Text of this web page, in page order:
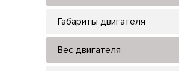
Габариты двигателя
Вес двигателя